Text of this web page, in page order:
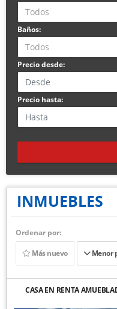
Todos
Baños:
Todos
Precio desde:
Precio hasta:
INMUEBLES
Ordenar por:
Más nuevo
Menor
CASA EN RENTA